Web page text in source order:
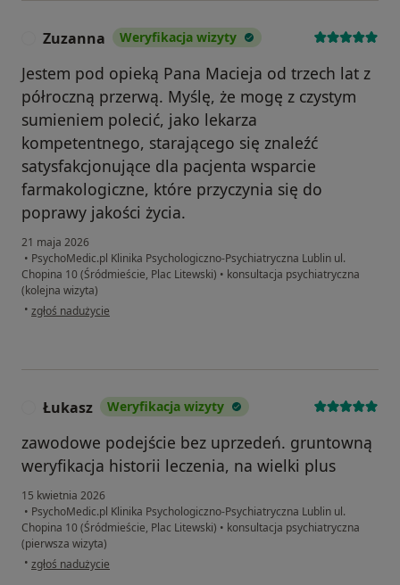
Zuzanna Weryfikacja wizyty
Jestem pod opieką Pana Macieja od trzech lat z
półroczną przerwą. Myślę, że mogę z czystym
sumieniem polecić, jako lekarza
kompetentnego, starającego się znaleźć
satysfakcjonujące dla pacjenta wsparcie
farmakologiczne, które przyczynia się do
poprawy jakości życia.
21 maja 2026
• PsychoMedic.pl Klinika Psychologiczno-Psychiatryczna Lublin ul.
Chopina 10 (Śródmieście, Plac Litewski) • konsultacja psychiatryczna
(kolejna wizyta)
• w opinii użytkownika Zuzanna
zgłoś nadużycie
Łukasz Weryfikacja wizyty
zawodowe podejście bez uprzedeń. gruntowną
weryfikacja historii leczenia, na wielki plus
15 kwietnia 2026
• PsychoMedic.pl Klinika Psychologiczno-Psychiatryczna Lublin ul.
Chopina 10 (Śródmieście, Plac Litewski) • konsultacja psychiatryczna
(pierwsza wizyta)
• w opinii użytkownika Łukasz
zgłoś nadużycie